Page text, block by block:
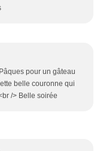
pour un gâteau
belle couronne qui
/> Belle soirée